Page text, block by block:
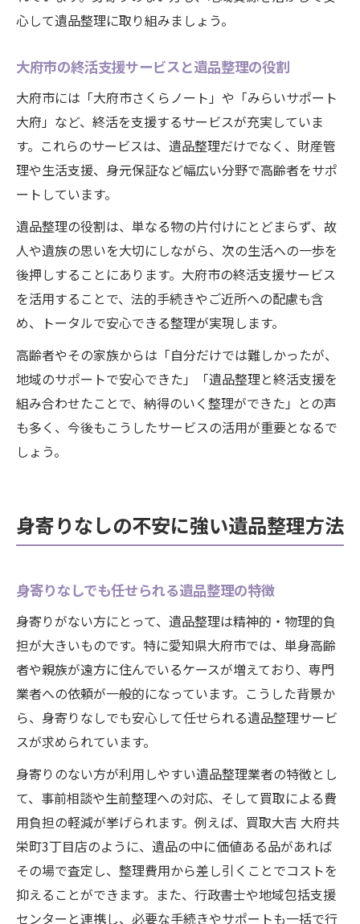
心して遺品整理に取り組みましょう。
大府市の終活支援サービスと遺品整理の役割
大府市には「大府市さくらノート」や「みらいサポート
大府」など、終活を支援するサービスが充実していま
す。これらのサービスは、遺品整理だけでなく、財産管
理や生活支援、身元保証など幅広い分野で高齢者をサポ
ートしています。
遺品整理の役割は、単なる物の片付けにとどまらず、故
人や遺族の思いを大切にしながら、次の生活への一歩を
後押しすることにあります。大府市の終活支援サービス
を活用することで、法的手続きやご近所への配慮も含
め、トータルで安心できる整理が実現します。
高齢者やその家族からは「自分だけでは難しかったが、
地域のサポートで安心できた」「遺品整理と終活支援を
組み合わせたことで、納得のいく整理ができた」との声
も多く、今後もこうしたサービスの活用が重要となるで
しょう。
身寄りなしの不安に強い遺品整理方法
身寄りなしでも任せられる遺品整理の特徴
身寄りがない方にとって、遺品整理は精神的・物理的負
担が大きいものです。特に愛知県大府市では、単身高齢
者や親族が遠方に住んでいるケースが増えており、専門
業者への依頼が一般的になっています。こうした背景か
ら、身寄りなしでも安心して任せられる遺品整理サービ
スが求められています。
身寄りのない方が利用しやすい遺品整理業者の特徴とし
て、事前相談や生前整理への対応、そして買取による費
用負担の軽減が挙げられます。例えば、買取大吉 大府共
栄町3丁目店のように、遺品の中に価値ある品があれば
その場で査定し、整理費用から差し引くことでコストを
抑えることができます。また、行政書士や地域包括支援
センターと連携し、必要な手続きやサポートも一括で行